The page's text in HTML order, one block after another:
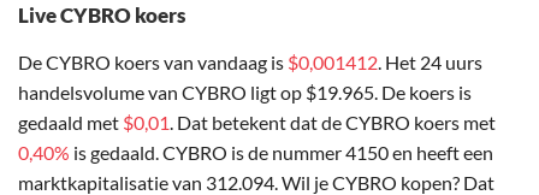
Live CYBRO koers
De CYBRO koers van vandaag is $0,001412. Het 24 uurs
handelsvolume van CYBRO ligt op $19.965. De koers is
gedaald met $0,01. Dat betekent dat de CYBRO koers met
0,40% is gedaald. CYBRO is de nummer 4150 en heeft een
marktkapitalisatie van 312.094. Wil je CYBRO kopen? Dat